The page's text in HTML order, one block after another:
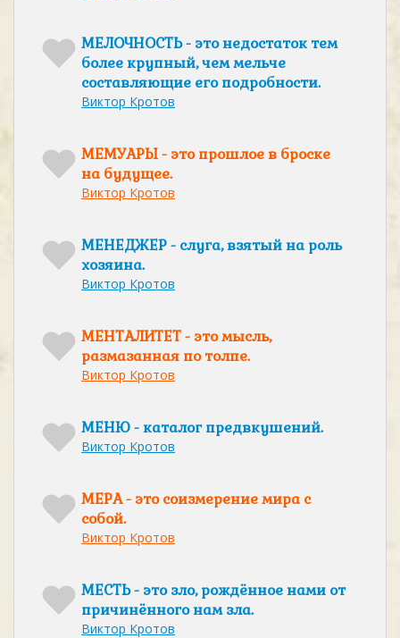
МЕЛОЧНОСТЬ - это недостаток тем
более крупный, чем мельче
составляющие его подробности.
Виктор Кротов
МЕМУАРЫ - это прошлое в броске
на будущее.
Виктор Кротов
МЕНЕДЖЕР - слуга, взятый на роль
хозяина.
Виктор Кротов
МЕНТАЛИТЕТ - это мысль,
размазанная по толпе.
Виктор Кротов
МЕНЮ - каталог предвкушений.
Виктор Кротов
МЕРА - это соизмерение мира с
собой.
Виктор Кротов
МЕСТЬ - это зло, рождённое нами от
причинённого нам зла.
Виктор Кротов